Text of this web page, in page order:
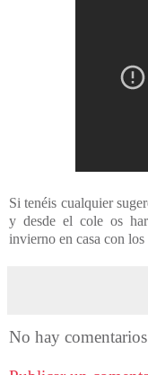
Si tenéis cualquier
y desde el cole os
invierno en casa con
No hay